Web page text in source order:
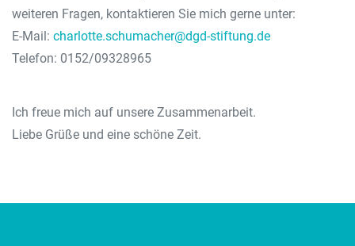
weiteren Fragen, kontaktieren Sie mich gerne unter:
E-Mail: charlotte.schumacher@dgd-stiftung.de
Telefon: 0152/09328965
Ich freue mich auf unsere Zusammenarbeit.
Liebe Grüße und eine schöne Zeit.